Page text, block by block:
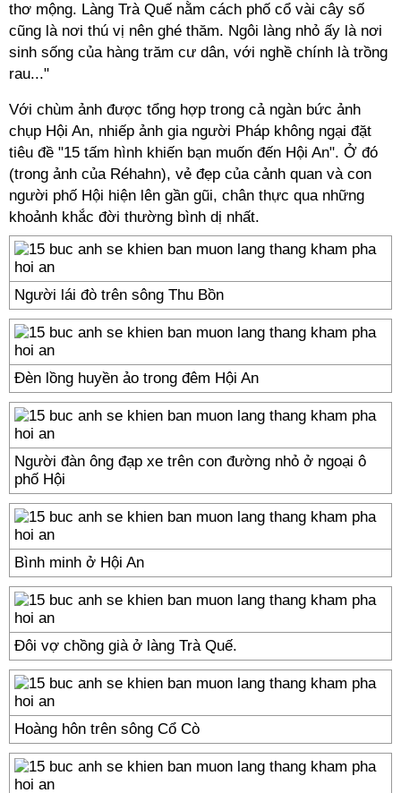
thơ mộng. Làng Trà Quế nằm cách phố cổ vài cây số
cũng là nơi thú vị nên ghé thăm. Ngôi làng nhỏ ấy là nơi
sinh sống của hàng trăm cư dân, với nghề chính là trồng
rau..."
Với chùm ảnh được tổng hợp trong cả ngàn bức ảnh
chụp Hội An, nhiếp ảnh gia người Pháp không ngại đặt
tiêu đề "15 tấm hình khiến bạn muốn đến Hội An". Ở đó
(trong ảnh của Réhahn), vẻ đẹp của cảnh quan và con
người phố Hội hiện lên gần gũi, chân thực qua những
khoảnh khắc đời thường bình dị nhất.
Người lái đò trên sông Thu Bồn
Đèn lồng huyền ảo trong đêm Hội An
Người đàn ông đạp xe trên con đường nhỏ ở ngoại ô
phố Hội
Bình minh ở Hội An
Đôi vợ chồng già ở làng Trà Quế.
Hoàng hôn trên sông Cổ Cò